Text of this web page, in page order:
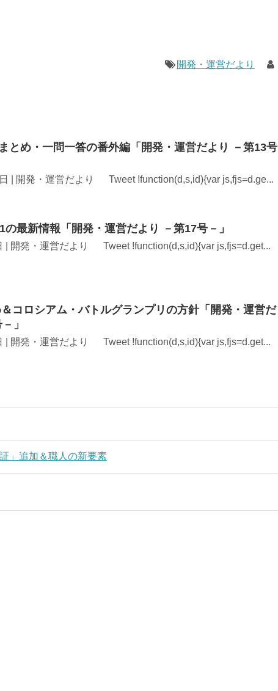
開発・運営だより
とめ・一問一答の番外編「開発・運営だより －第13号
| 開発・運営だより Tweet !function(d,s,id){var js,fjs=d.ge...
の最新情報「開発・運営だより －第17号－」
| 開発・運営だより Tweet !function(d,s,id){var js,fjs=d.get...
コロシアム・バトルグランプリの方針「開発・運営だ
」
| 開発・運営だより Tweet !function(d,s,id){var js,fjs=d.get...
」追加＆職人の新要素